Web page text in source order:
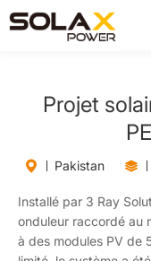
Projet
Pakistan
Installé par 3 Ray
onduleur raccordé au
à des modules PV de